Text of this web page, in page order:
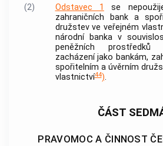
(2)
Odstavec 1 se
zahraničních
banka
družstev ve veřejném
národní bankav
peněžních prostředků
zacházení jako bankám,
spořitelním a úvěrním
vlastnictví44).
ČÁST
PRAVOMOC A ČINNOST